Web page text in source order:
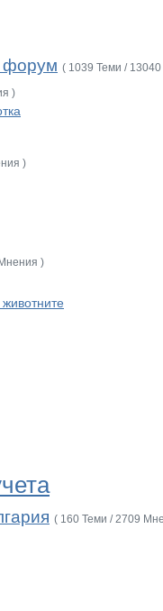
форум ( 1039 Теми /
)
)
)
( 160 Теми / 2709